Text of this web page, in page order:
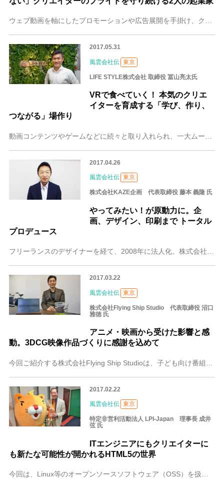
ウェブ動画を軸にしたプロモーションや広告展開を手掛け、クライアント企業の課題解決に向けて奔走する株式会社Funusual。「Funusual」=「楽しいを、日常
2017.05.31
風雲会社伝 東京
LIFE STYLE株式会社 取締役 冨山亮太氏
VRで食べていく！ 本気のクリエ
イターを育成する「学び、作り、
つながる」場作り
2017.04.26
風雲会社伝 東京
株式会社KAZE企画 代表取締役 藤本 義隆 氏
やってみたい！が原動力に。企
画、デザイン、印刷まで トータル
プロデュース
フリーランスのデザイナーを経て、2008年に法人化。株式会社KAZE企画を立ち上げた藤本義隆さん。現在では、広告・デザイン制作だけにとどまらず、イベント企画やス
2017.03.22
風雲会社伝 東京
株式会社Flying Ship Studio 代表取締役 沼口
雅徳 氏
アニメ・映画から受けた影響と感
動。3DCG映像作品づくりに感謝を込めて
2017.02.22
風雲会社伝 東京
特定非営利活動法人 LPI-Japan 理事長 成井
弦 氏
ITエンジニアにもクリエイターに
も新たな可能性が開かれるHTML5の世界
今回は、Linux等のオープンソースソフトウェア（OSS）を扱うIT技術者とHTML5プロフェッショナルの育成を、認定活動を通じて支援する非営利団体Linux